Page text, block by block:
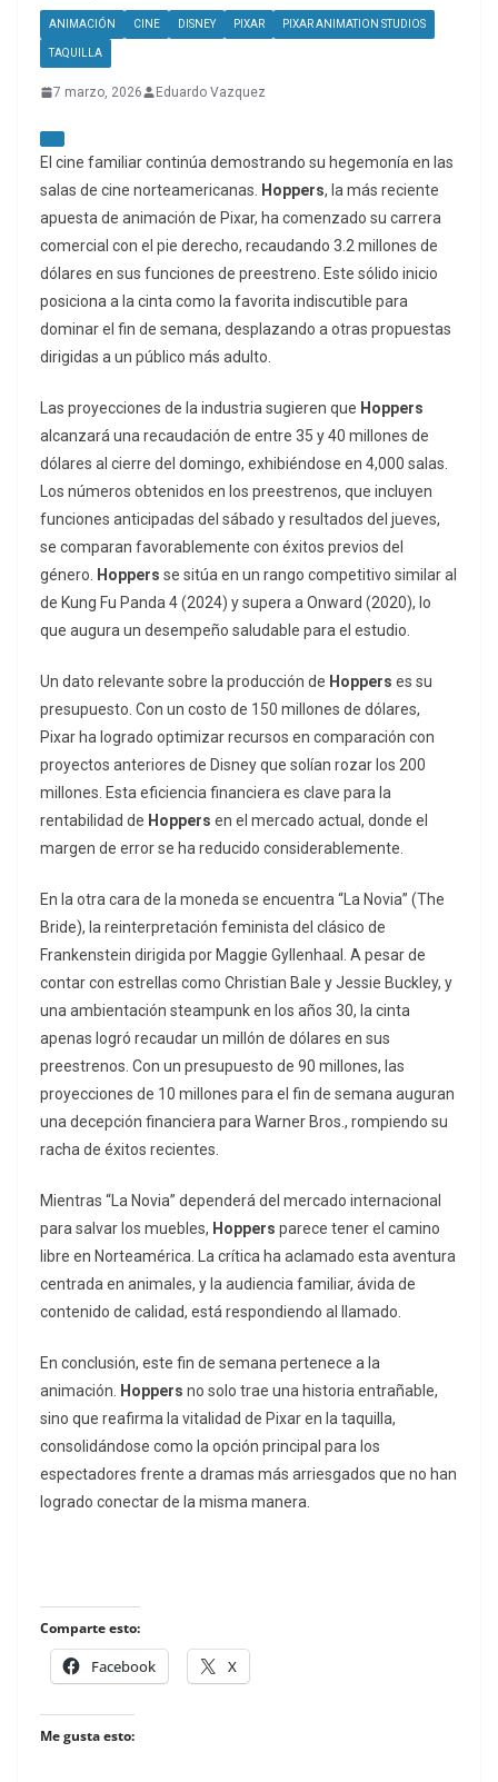
ANIMACIÓN CINE DISNEY PIXAR PIXAR ANIMATION STUDIOS
TAQUILLA
7 marzo, 2026 Eduardo Vazquez
El cine familiar continúa demostrando su hegemonía en las
salas de cine norteamericanas. Hoppers, la más reciente
apuesta de animación de Pixar, ha comenzado su carrera
comercial con el pie derecho, recaudando 3.2 millones de
dólares en sus funciones de preestreno. Este sólido inicio
posiciona a la cinta como la favorita indiscutible para
dominar el fin de semana, desplazando a otras propuestas
dirigidas a un público más adulto.
Las proyecciones de la industria sugieren que Hoppers
alcanzará una recaudación de entre 35 y 40 millones de
dólares al cierre del domingo, exhibiéndose en 4,000 salas.
Los números obtenidos en los preestrenos, que incluyen
funciones anticipadas del sábado y resultados del jueves,
se comparan favorablemente con éxitos previos del
género. Hoppers se sitúa en un rango competitivo similar al
de Kung Fu Panda 4(2024) y supera a Onward (2020), lo
que augura un desempeño saludable para el estudio.
Un dato relevante sobre la producción de Hoppers es su
presupuesto. Con un costo de 150 millones de dólares,
Pixar ha logrado optimizar recursos en comparación con
proyectos anteriores de Disney que solían rozar los 200
millones. Esta eficiencia financiera es clave para la
rentabilidad de Hoppers en el mercado actual, donde el
margen de error se ha reducido considerablemente.
En la otra cara de la moneda se encuentra “La Novia” (The
Bride), la reinterpretación feminista del clásico de
Frankenstein dirigida por Maggie Gyllenhaal. A pesar de
contar con estrellas como Christian Bale y Jessie Buckley, y
una ambientación steampunken los años 30, la cinta
apenas logró recaudar un millón de dólares en sus
preestrenos. Con un presupuesto de 90 millones, las
proyecciones de 10 millones para el fin de semana auguran
una decepción financiera para Warner Bros., rompiendo su
racha de éxitos recientes.
Mientras “La Novia” dependerá del mercado internacional
para salvar los muebles, Hoppers parece tener el camino
libre en Norteamérica. La crítica ha aclamado esta aventura
centrada en animales, y la audiencia familiar, ávida de
contenido de calidad, está respondiendo al llamado.
En conclusión, este fin de semana pertenece a la
animación. Hoppers no solo trae una historia entrañable,
sino que reafirma la vitalidad de Pixar en la taquilla,
consolidándose como la opción principal para los
espectadores frente a dramas más arriesgados que no han
logrado conectar de la misma manera.
Comparte esto:
Facebook X
Me gusta esto: